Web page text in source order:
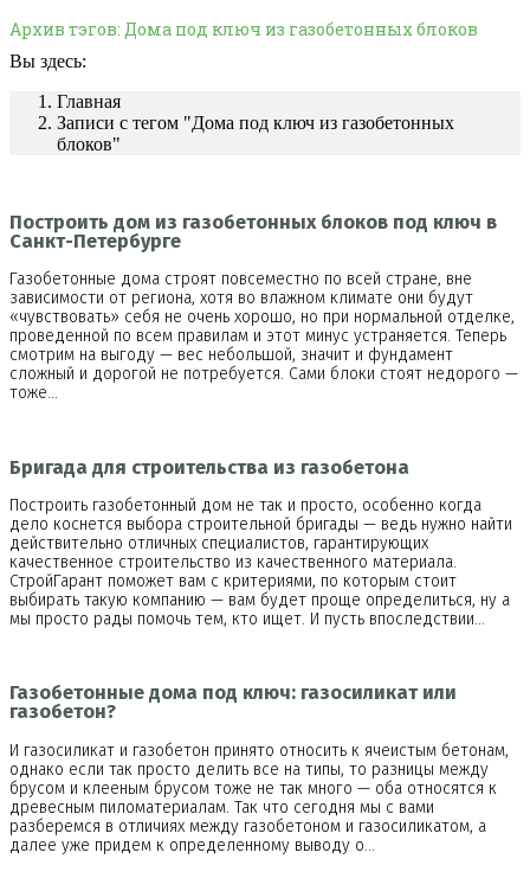
Архив тэгов: Дома под ключ из газобетонных блоков
Вы здесь:
Главная
Записи с тегом "Дома под ключ из газобетонных
блоков"
Построить дом из газобетонных блоков под ключ в
Санкт-Петербурге
Газобетонные дома строят повсеместно по всей стране, вне
зависимости от региона, хотя во влажном климате они будут
«чувствовать» себя не очень хорошо, но при нормальной отделке,
проведенной по всем правилам и этот минус устраняется. Теперь
смотрим на выгоду — вес небольшой, значит и фундамент
сложный и дорогой не потребуется. Сами блоки стоят недорого —
тоже…
Бригада для строительства из газобетона
Построить газобетонный дом не так и просто, особенно когда
дело коснется выбора строительной бригады — ведь нужно найти
действительно отличных специалистов, гарантирующих
качественное строительство из качественного материала.
СтройГарант поможет вам с критериями, по которым стоит
выбирать такую компанию — вам будет проще определиться, ну а
мы просто рады помочь тем, кто ищет. И пусть впоследствии…
Газобетонные дома под ключ: газосиликат или
газобетон?
И газосиликат и газобетон принято относить к ячеистым бетонам,
однако если так просто делить все на типы, то разницы между
брусом и клееным брусом тоже не так много — оба относятся к
древесным пиломатериалам. Так что сегодня мы с вами
разберемся в отличиях между газобетоном и газосиликатом, а
далее уже придем к определенному выводу о…